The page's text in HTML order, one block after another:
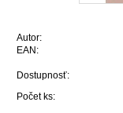
Autor:
EAN:
Dostupnosť:
Počet ks: